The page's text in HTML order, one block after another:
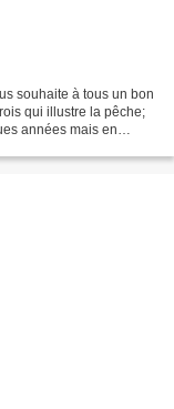
souhaite à tous un bon
qui illustre la pêche;
années mais en